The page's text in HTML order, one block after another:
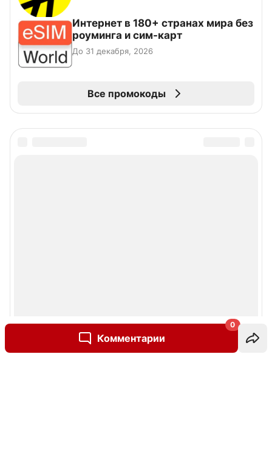
Комментарии
0
Интернет в 180+ странах мира без
роуминга и сим-карт
До 31 декабря, 2026
Все промокоды